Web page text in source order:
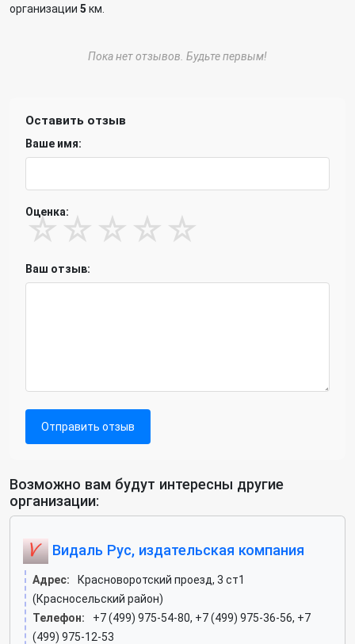
организации 5 км.
Пока нет отзывов. Будьте первым!
Оставить отзыв
Ваше имя:
Оценка:
☆ ☆ ☆ ☆ ☆
Ваш отзыв:
Отправить отзыв
Возможно вам будут интересны другие
организации:
Видаль Рус, издательская компания
Адрес:
Красноворотский проезд, 3 ст1
(Красносельский район)
Телефон:
+7 (499) 975-54-80, +7 (499) 975-36-56, +7
(499) 975-12-53